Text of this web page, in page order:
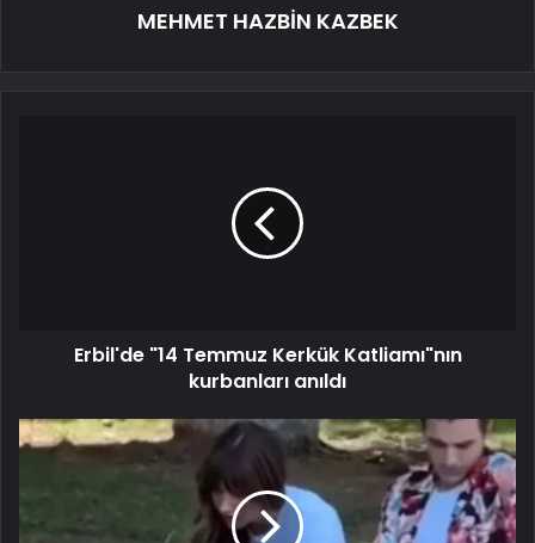
MEHMET HAZBİN KAZBEK
Erbil'de "14 Temmuz Kerkük Katliamı"nın
kurbanları anıldı